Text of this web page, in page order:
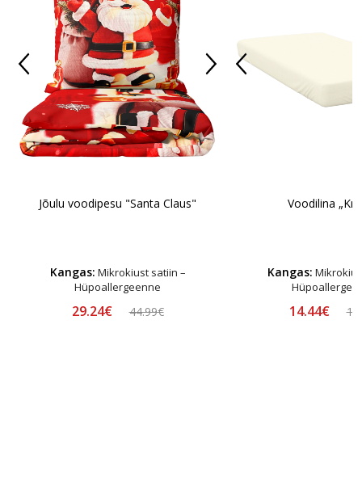
Jõulu voodipesu "Santa Claus"
Kangas: Mikrokiust satiin –
Hüpoallergeenne
29.24€ 44.99€
Voodilina
Kangas:
14.44€